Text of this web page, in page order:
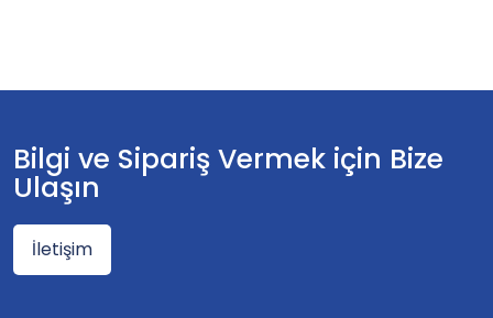
Bilgi ve Sipariş Vermek için Bize
Ulaşın
İletişim